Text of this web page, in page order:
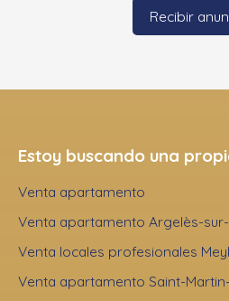
Recibir
Estoy buscando una
Venta apartamento
Venta apartamento Argelès-
Venta locales profesionales
Venta apartamento Saint-